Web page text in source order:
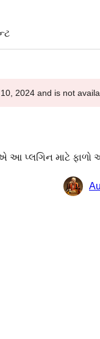
2024 and is not
આ પ્લગિન માટે ફાળો